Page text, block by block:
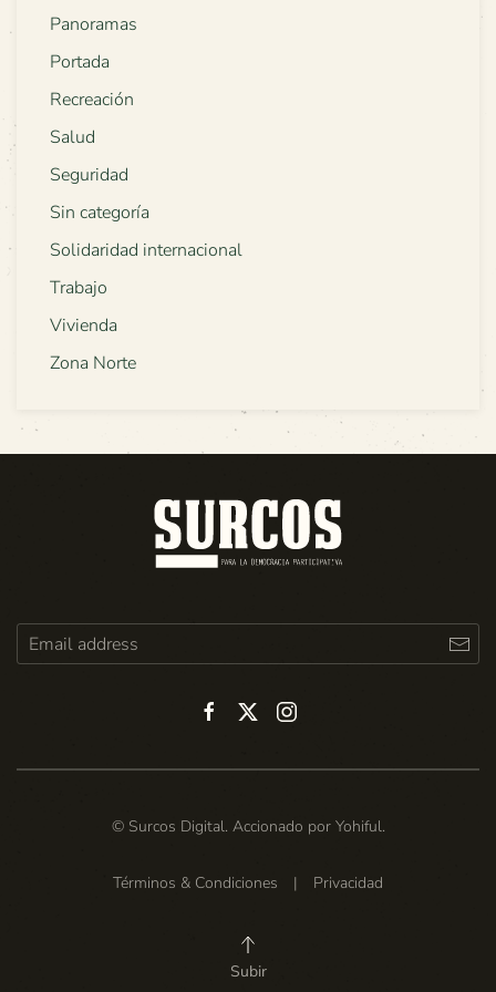
Panoramas
Portada
Recreación
Salud
Seguridad
Sin categoría
Solidaridad internacional
Trabajo
Vivienda
Zona Norte
© Surcos Digital. Accionado por Yohiful.
Términos & Condiciones | Privacidad
Subir